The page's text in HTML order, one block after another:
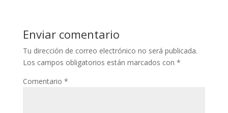
Enviar comentario
Tu dirección de correo electrónico no será publicada.
Los campos obligatorios están marcados con *
Comentario *